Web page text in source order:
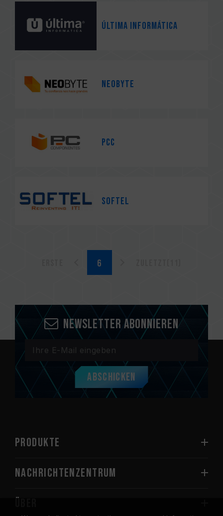
Última informática
Neobyte
PCC
Softel
Newsletter abonnieren
Abschicken
PRODUKTE
Nachrichtenzentrum